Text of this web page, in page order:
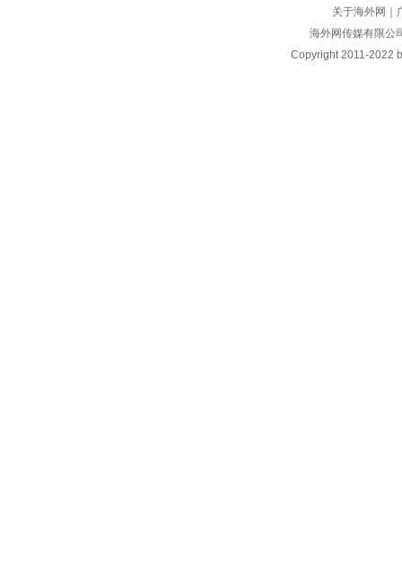
关于海外网
海外网传媒有限公
Copyright2011-2022